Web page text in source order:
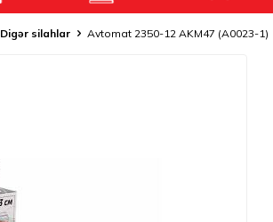
Digər silahlar Avtomat 2350-12 AKM47 (A0023-1)